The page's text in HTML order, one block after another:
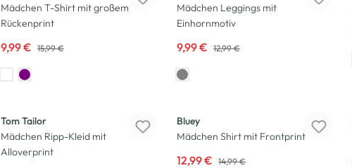
Mädchen T-Shirt mit großem
Rückenprint
9,99 € 15,99 €
Mädchen Leggings mit
Einhornmotiv
9,99 € 12,99 €
Tom Tailor
Mädchen Ripp-Kleid mit
Alloverprint
Bluey
Mädchen Shirt mit Frontprint
12,99 € 14,99 €